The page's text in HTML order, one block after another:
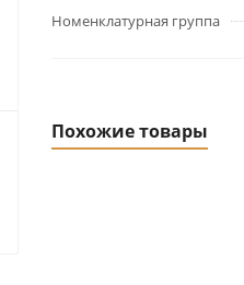
Номенклатурная группа
Похожие товары